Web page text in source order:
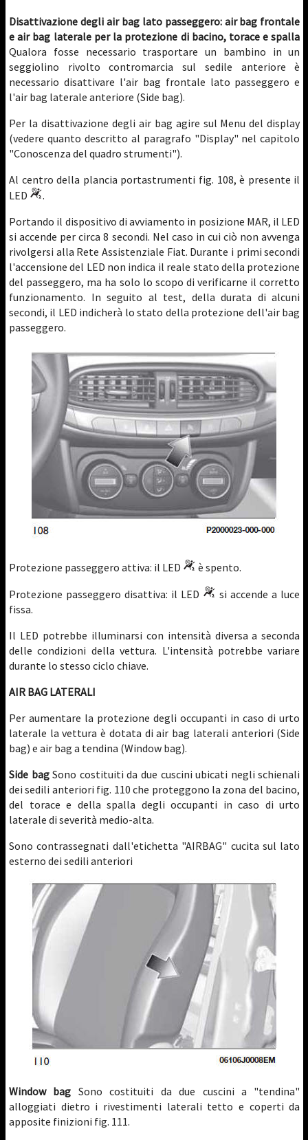
Disattivazione degli air bag lato passeggero: air bag frontale
e air bag laterale per la protezione di bacino, torace e spalla
Qualora fosse necessario trasportare un bambino in un
seggiolino rivolto contromarcia sul sedile anteriore è
necessario disattivare l'air bag frontale lato passeggero e
l'air bag laterale anteriore (Side bag).
Per la disattivazione degli air bag agire sul Menu del display
(vedere quanto descritto al paragrafo "Display" nel capitolo
"Conoscenza del quadro strumenti").
Al centro della plancia portastrumenti fig. 108, è presente il
LED
.
Portando il dispositivo di avviamento in posizione MAR, il LED
si accende per circa 8 secondi. Nel caso in cui ciò non avvenga
rivolgersi alla Rete Assistenziale Fiat. Durante i primi secondi
l'accensione del LED non indica il reale stato della protezione
del passeggero, ma ha solo lo scopo di verificarne il corretto
funzionamento. In seguito al test, della durata di alcuni
secondi, il LED indicherà lo stato della protezione dell'air bag
passeggero.
Protezione passeggero attiva: il LED
è spento.
Protezione passeggero disattiva: il LED
si accende a luce
fissa.
Il LED potrebbe illuminarsi con intensità diversa a seconda
delle condizioni della vettura. L'intensità potrebbe variare
durante lo stesso ciclo chiave.
AIR BAG LATERALI
Per aumentare la protezione degli occupanti in caso di urto
laterale la vettura è dotata di air bag laterali anteriori (Side
bag) e air bag a tendina (Window bag).
Side bagSono costituiti da due cuscini ubicati negli schienali
dei sedili anteriori fig. 110 che proteggono la zona del bacino,
del torace e della spalla degli occupanti in caso di urto
laterale di severità medio-alta.
Sono contrassegnati dall'etichetta "AIRBAG" cucita sul lato
esterno dei sedili anteriori
Window bag Sono costituiti da due cuscini a "tendina"
alloggiati dietro i rivestimenti laterali tetto e coperti da
apposite finizioni fig. 111.